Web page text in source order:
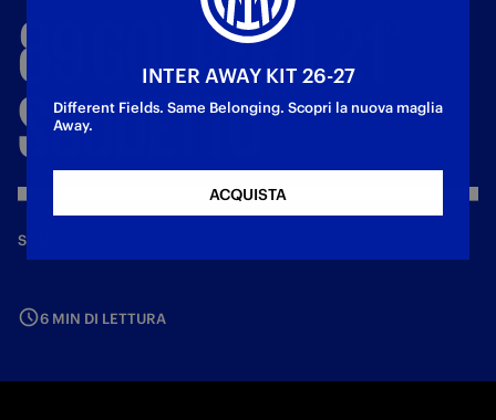
89 GOLPERIL21°
SCUDETTO
SQUADRA
6 MIN DI LETTURA
INTER AWAY KIT 26-27
Different Fields. Same Belonging. Scopri la nuova maglia
Away.
ACQUISTA